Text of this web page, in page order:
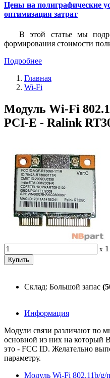
Цены на полиграфические
оптимизация затрат
В этой статье мы
формирования стоимости
Подробнее
Главная
Wi-Fi
Модуль Wi-Fi
PCI-E - Ralink
x
Склад: Большой запас
Информация
Модули связи различают по
основной из них на который
это - FCC ID. Желательно
параметру.
Модуль Wi-Fi 802.11b/